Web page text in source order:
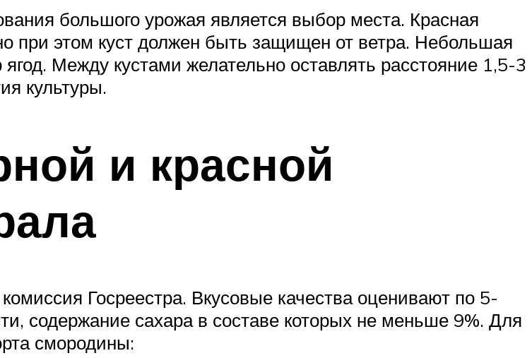
большого урожая является выбор места. Красная
при этом куст должен быть защищен от ветра. Небольшая
Между кустами желательно оставлять расстояние 1,5-3
культуры.
и красной
Госреестра. Вкусовые качества оценивают по 5-
содержание сахара в составе которых не меньше 9%. Для
смородины: